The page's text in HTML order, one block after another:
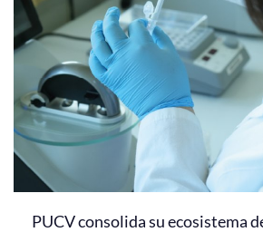
PUCV consolida su ecosistema